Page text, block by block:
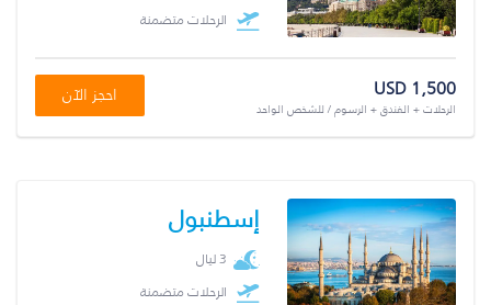
الرحلات متضمنة
USD 1,500
الرحلات + الفندق + الرسوم / للشخص الواحد
احجز الآن
إسطنبول
3 ليال
الرحلات متضمنة